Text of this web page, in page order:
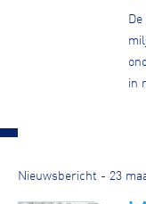
in
Nieuwsbericht - 23